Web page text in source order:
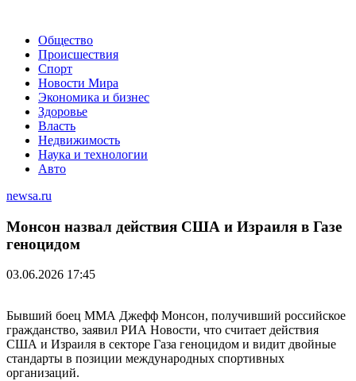
Общество
Происшествия
Спорт
Новости Мира
Экономика и бизнес
Здоровье
Власть
Недвижимость
Наука и технологии
Авто
newsa.ru
Монсон назвал действия США и Израиля в Газе
геноцидом
03.06.2026 17:45
Бывший боец ММА Джефф Монсон, получивший российское
гражданство, заявил РИА Новости, что считает действия
США и Израиля в секторе Газа геноцидом и видит двойные
стандарты в позиции международных спортивных
организаций.